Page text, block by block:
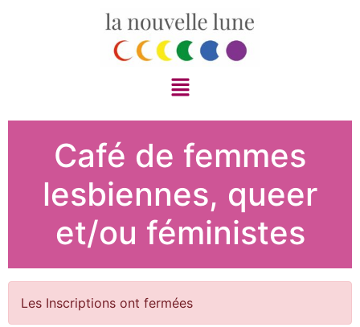
Café de femmes
lesbiennes, queer
et/ou féministes
Les Inscriptions ont fermées